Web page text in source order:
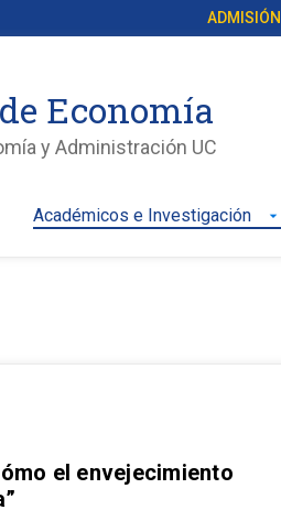
ADMISIÓN
Economía
y Administración UC
Académicos e Investigación arrow_drop_down
el envejecimiento